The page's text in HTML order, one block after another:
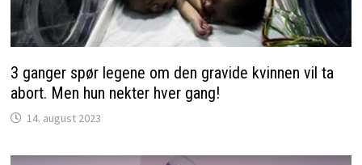
3 ganger spør legene om den gravide kvinnen vil ta
abort. Men hun nekter hver gang!
14. august 2023